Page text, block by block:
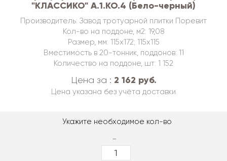
"КЛАССИКО" А.1.КО.4 (Бело-черный)
Производитель: Завод тротуарной плитки Поревит
Кол-во на поддоне, м2: 19,08
Размер, мм: 115х172; 115х115
Вместимость в 20-тонник, поддонов: 11
Количество на поддоне, шт: 1 152
Цена за : 2 162 руб.
Цена указана без учёта доставки
Укажите необходимое кол-во
-